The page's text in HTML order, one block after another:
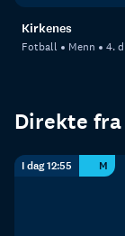
Kirkenes
Fotball Menn 4.
Direkte
I dag 12:55 M